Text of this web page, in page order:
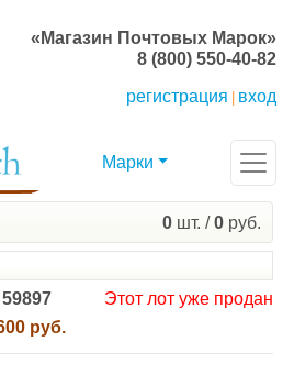
«Магазин Почтовых Марок»
8 (800) 550-40-82
регистрация
вход
Марки
0 шт. /0 руб.
руб.
Этот лот уже продан